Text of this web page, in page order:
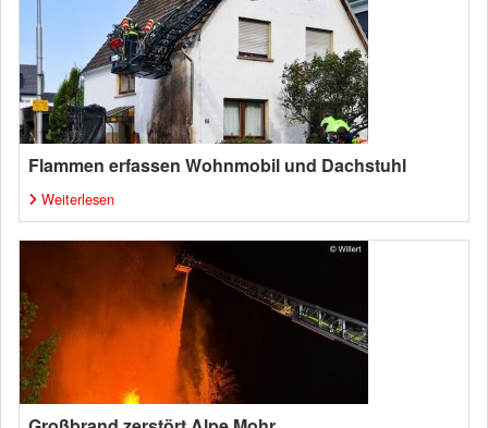
Flammen erfassen Wohnmobil und Dachstuhl
Weiterlesen